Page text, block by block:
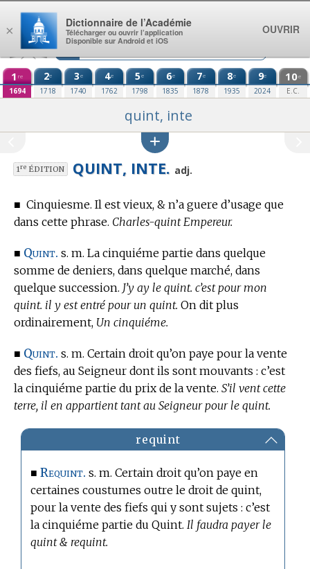
Aller au contenu
1 re
1694
2e
1718
3e
1740
4e
1762
5e
1798
6e
1835
7e
1878
8e
1935
9e
2024
10e
E.C.
quint, inte
1reÉDITION QUINT, INTE. adj.
■ Cinquiesme. Il est vieux, & n’a guere d’usage que
dans cette phrase. Charles-quint Empereur.
■ Quint. s. m. La cinquiéme partie dans quelque
somme de deniers, dans quelque marché, dans
quelque succession. J’y ay le quint. c’est pour mon
quint. il y est entré pour un quint. On dit plus
ordinairement, Un cinquiéme.
■ Quint. s. m. Certain droit qu’on paye pour la vente
des fiefs, au Seigneur dont ils sont mouvants : c’est
la cinquiéme partie du prix de la vente. S’il vent cette
terre, il en appartient tant au Seigneur pour le quint.
requint
■Requint. s. m. Certain droit qu’on paye en
certaines coustumes outre le droit de quint,
pour la vente des fiefs qui y sont sujets : c’est
la cinquiéme partie du Quint.Il faudra payer le
quint & requint.
×
Dictionnaire de l’Académie
Télécharger ou ouvrir l’application
Disponible sur Android et iOS
OUVRIR